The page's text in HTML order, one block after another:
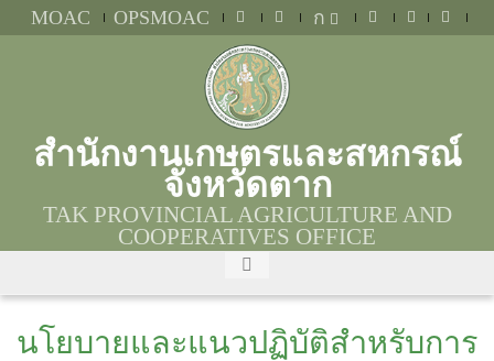
MOAC OPSMOAC ก
สำนักงานเกษตรและสหกรณ์
จังหวัดตาก
TAK PROVINCIAL AGRICULTURE AND
COOPERATIVES OFFICE
นโยบายและแนวปฏิบัติสำหรับการ